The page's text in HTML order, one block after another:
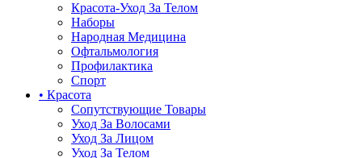
Красота-Уход За Телом
Наборы
Народная Медицина
Офтальмология
Профилактика
Спорт
• Красота
Сопутствующие Товары
Уход За Волосами
Уход За Лицом
Уход За Телом